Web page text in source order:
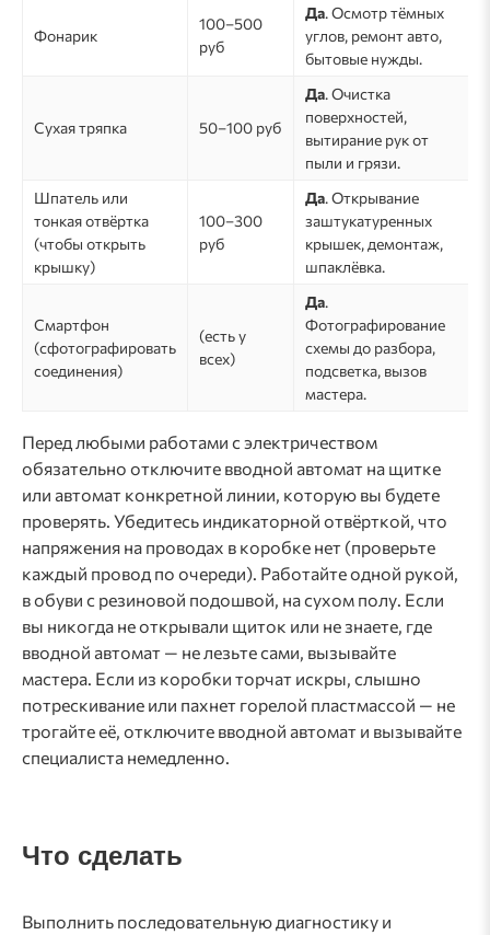
Фонарик
100–500
руб
Да. Осмотр тёмных
углов, ремонт авто,
бытовые нужды.
Сухая тряпка 50–100 руб
Да. Очистка
поверхностей,
вытирание рук от
пыли и грязи.
Шпатель или
тонкая отвёртка
(чтобы открыть
крышку)
100–300
руб
Да. Открывание
заштукатуренных
крышек, демонтаж,
шпаклёвка.
Смартфон
(сфотографировать
соединения)
(есть у
всех)
Да.
Фотографирование
схемы до разбора,
подсветка, вызов
мастера.
Перед любыми работами с электричеством
обязательно отключите вводной автомат на щитке
или автомат конкретной линии, которую вы будете
проверять. Убедитесь индикаторной отвёрткой, что
напряжения на проводах в коробке нет (проверьте
каждый провод по очереди). Работайте одной рукой,
в обуви с резиновой подошвой, на сухом полу. Если
вы никогда не открывали щиток или не знаете, где
вводной автомат — не лезьте сами, вызывайте
мастера. Если из коробки торчат искры, слышно
потрескивание или пахнет горелой пластмассой — не
трогайте её, отключите вводной автомат и вызывайте
специалиста немедленно.
Что сделать
Выполнить последовательную диагностику и